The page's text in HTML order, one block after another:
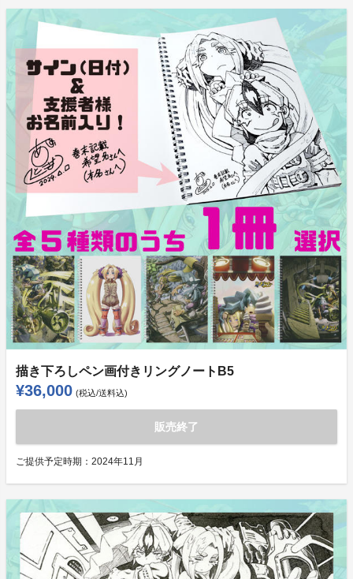
描き下ろしペン画付きリングノートB5
¥36,000 (税込/送料込)
販売終了
ご提供予定時期： 2024年11月